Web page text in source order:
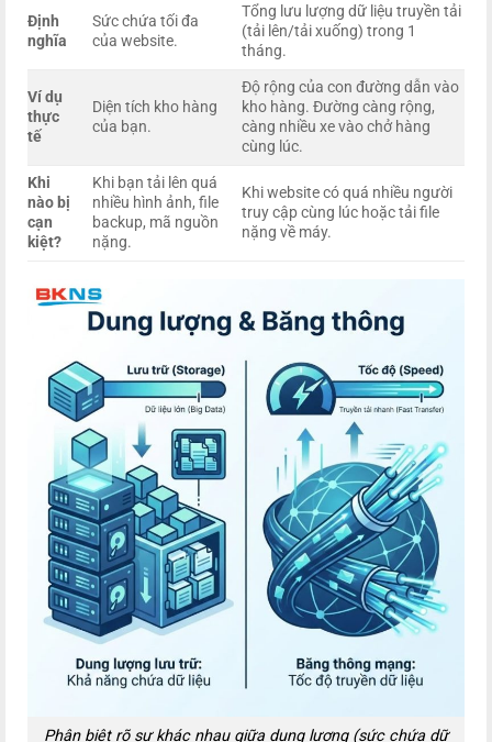
Định
nghĩa
Sức chứa tối đa
của website.
Tổng lưu lượng dữ liệu truyền tải
(tải lên/tải xuống) trong 1
tháng.
Ví dụ
thực
tế
Diện tích kho hàng
của bạn.
Độ rộng của con đường dẫn vào
kho hàng. Đường càng rộng,
càng nhiều xe vào chở hàng
cùng lúc.
Khi
nào bị
cạn
kiệt?
Khi bạn tải lên quá
nhiều hình ảnh, file
backup, mã nguồn
nặng.
Khi website có quá nhiều người
truy cập cùng lúc hoặc tải file
nặng về máy.
Phân biệt rõ sự khác nhau giữa dung lượng (sức chứa dữ